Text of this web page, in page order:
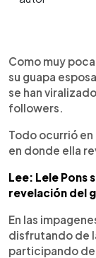
Como muy
su guapa
se han
followers.
Todo ocurrió en
en donde ella
Lee: Lele Pons
revelación del
En las
disfrutando de
participando de